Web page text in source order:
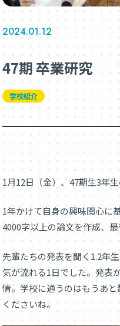
2024.01.12
47期 卒業研究
学校紹介
1月12日（金）、47期生3年
1年かけて自身の興味関心に
4000字以上の論文を作成、
先輩たちの発表を聞く1.2年
気が流れる1日でした。発表
情。学校に通うのはもうあ
くださいね。